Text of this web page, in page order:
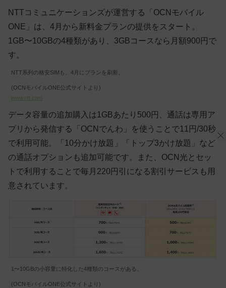
NTTコミュニケーションズが運営する「OCNモバイル
ONE」は、4月から新料金プランの提供をスタート。
1GB〜10GBの4種類があり、3GBコースなら月額900円で
す。
NTT系列の格安SIMも、4月にプランを刷新。
(OCNモバイルONE公式サイトより)
www.ntt.com
データ容量の追加購入は1GBあたり500円、通話は専用ア
プリから発信する「OCNでんわ」を使うことで11円/30秒
で利用可能。「10分かけ放題」「トップ3かけ放題」など
の通話オプションも追加可能です。また、OCN光とセッ
トで利用することで毎月220円引になる割引サービスも用
意されています。
1〜10GBの小容量に特化した4種類のコースがある。
(OCNモバイルONE公式サイトより)